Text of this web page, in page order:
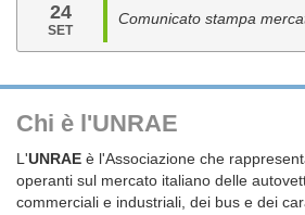
24
SET
Comunicato stampa
Chi è l'UNRAE
L'UNRAE è l'Associazione che
operanti sul mercato italiano delle
commerciali e industriali, dei bus e dei